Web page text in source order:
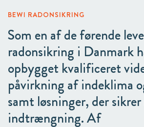
BEWI RADONSIKRING
Som en af de førende
radonsikring i Danmark
opbygget kvalificeret
påvirkning af indeklima
samt løsninger, der
indtrængning. Af